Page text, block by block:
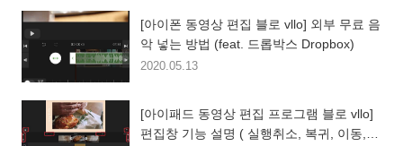
[아이폰 동영상 편집 블로 vllo] 외부 무료 음
악 넣는 방법 (feat. 드롭박스 Dropbox)
2020.05.13
[아이패드 동영상 편집 프로그램 블로 vllo]
편집창 기능 설명 ( 실행취소, 복귀, 이동,